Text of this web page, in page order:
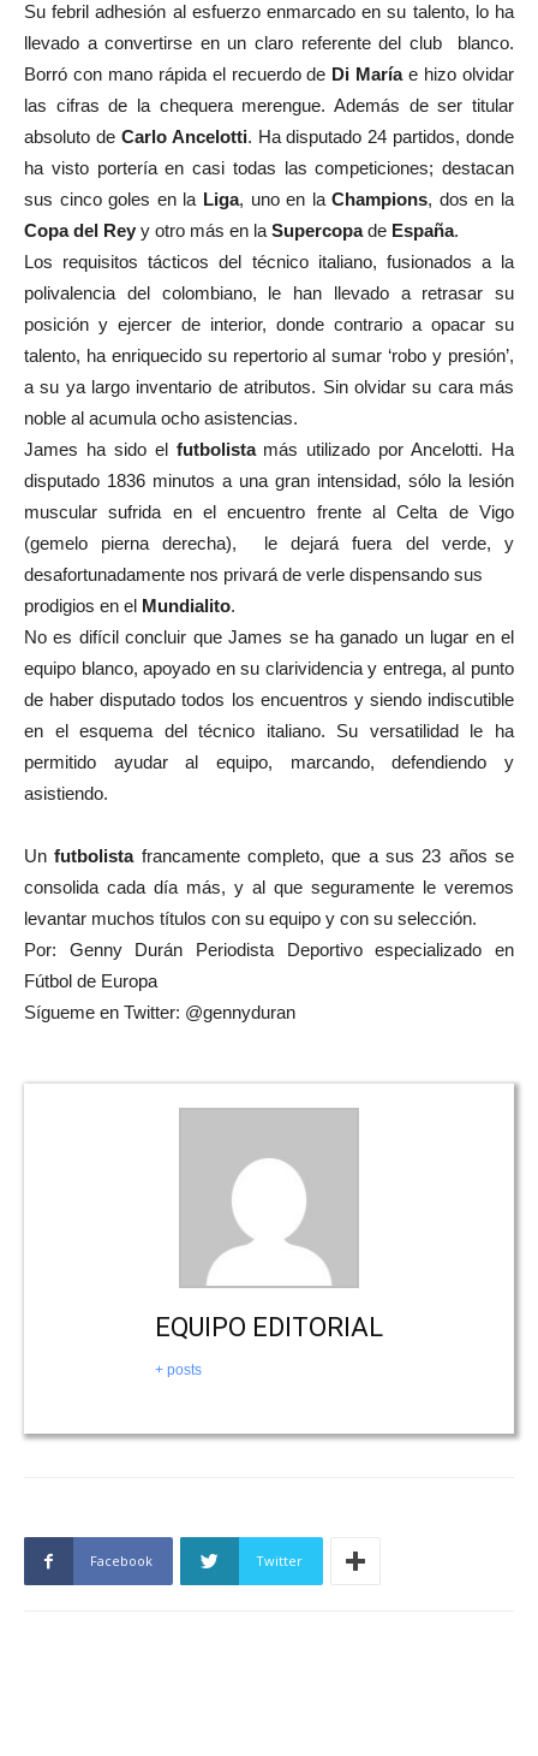
Su febril adhesión al esfuerzo enmarcado en su talento, lo ha
llevado a convertirse en un claro referente del club blanco.
Borró con mano rápida el recuerdo de Di Maríae hizo olvidar
las cifras de la chequera merengue. Además de ser titular
absoluto de Carlo Ancelotti. Ha disputado 24 partidos, donde
ha visto portería en casi todas las competiciones; destacan
sus cinco goles en la Liga, uno en laChampions, dos en la
Copa del Rey y otro más en la Supercopade España.
Los requisitos tácticos del técnico italiano, fusionados a la
polivalencia del colombiano, le han llevado a retrasar su
posición y ejercer de interior, donde contrario a opacar su
talento, ha enriquecido su repertorio al sumar ‘robo y presión’,
a su ya largo inventario de atributos. Sin olvidar su cara más
noble al acumula ocho asistencias.
James ha sido elfutbolistamás utilizado por Ancelotti. Ha
disputado 1836 minutos a una gran intensidad, sólo la lesión
muscular sufrida en el encuentro frente al Celta de Vigo
(gemelo pierna derecha), le dejará fuera del verde, y
desafortunadamente nos privará de verle dispensando sus
prodigios en el Mundialito.
No es difícil concluir que James se ha ganado un lugar en el
equipo blanco, apoyado en su clarividencia y entrega, al punto
de haber disputado todos los encuentros y siendo indiscutible
en el esquema del técnico italiano. Su versatilidad le ha
permitido ayudar al equipo, marcando, defendiendo y
asistiendo.
Unfutbolistafrancamente completo, que a sus 23 años se
consolida cada día más, y al que seguramente le veremos
levantar muchos títulos con su equipo y con su selección.
Por: Genny Durán Periodista Deportivo especializado en
Fútbol de Europa
Sígueme en Twitter: @gennyduran
EQUIPO EDITORIAL
+ posts
Facebook Twitter